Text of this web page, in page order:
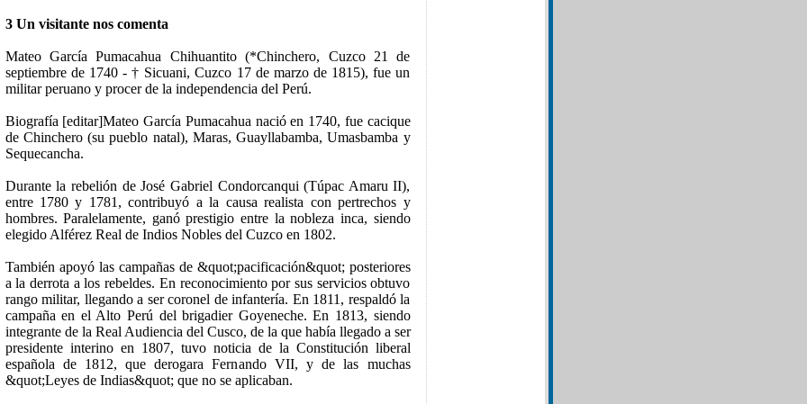
3 Un visitante nos comenta
Mateo García Pumacahua Chihuantito (*Chinchero, Cuzco 21 de
septiembre de 1740 - † Sicuani, Cuzco 17 de marzo de 1815), fue un
militar peruano y procer de la independencia del Perú.
Biografía [editar]Mateo García Pumacahua nació en 1740, fue cacique
de Chinchero (su pueblo natal), Maras, Guayllabamba, Umasbamba y
Sequecancha.
Durante la rebelión de José Gabriel Condorcanqui (Túpac Amaru II),
entre 1780 y 1781, contribuyó a la causa realista con pertrechos y
hombres. Paralelamente, ganó prestigio entre la nobleza inca, siendo
elegido Alférez Real de Indios Nobles del Cuzco en 1802.
También apoyó las campañas de &quot;pacificación&quot; posteriores
a la derrota a los rebeldes. En reconocimiento por sus servicios obtuvo
rango militar, llegando a ser coronel de infantería. En 1811, respaldó la
campaña en el Alto Perú del brigadier Goyeneche. En 1813, siendo
integrante de la Real Audiencia del Cusco, de la que había llegado a ser
presidente interino en 1807, tuvo noticia de la Constitución liberal
española de 1812, que derogara Fernando VII, y de las muchas
&quot;Leyes de Indias&quot; que no se aplicaban.